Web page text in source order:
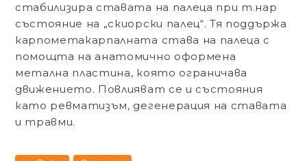
стабилизира ставата на палеца при т.нар
състояние на „скиорски палец“. Тя поддържа
карпометакарпалната става на палеца с
помощта на анатомично оформена
метална пластина, която ограничава
движението. Повлияват се и състояния
като ревматизъм, дегенерация на ставата
и травми.